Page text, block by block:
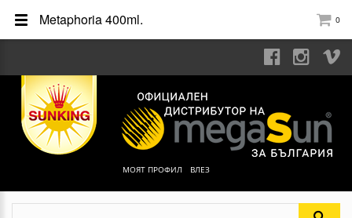
0
МОЯТ ПРОФИЛ ВЛЕЗ
Metaphoria 400ml.